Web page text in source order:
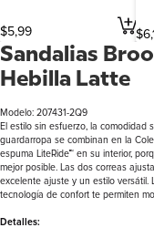
$5,99 $6,
Sandalias
Hebilla Latte
Modelo: 207431-2Q9
El estilo sin esfuerzo, la comodidad
guardarropa se combinan en la
espuma LiteRide™ en su interior,
mejor posible. Las dos correas
excelente ajuste y un estilo versátil.
tecnología de confort te permiten
Detalles: